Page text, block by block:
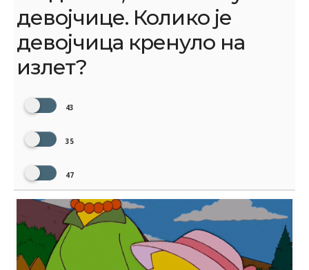
девојчице. Колико је
девојчица кренуло на
излет?
43
35
47